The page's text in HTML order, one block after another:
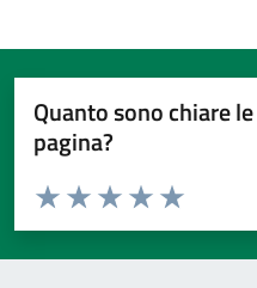
Quanto sono chiare
pagina?
Valuta da 1 a 5 stelle la pagina
Valuta 5
Valuta 4 stelle
Valuta 3 stelle su 5
Valuta 2 stelle su 5
Valuta 1 stelle su 5